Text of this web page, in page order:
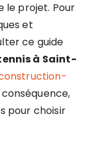
le projet. Pour
et
ce guide
à Saint-
conséquence,
pour choisir